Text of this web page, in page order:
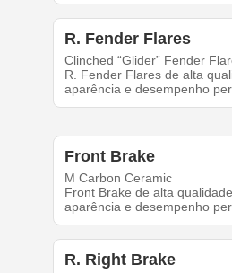
R. Fender Flares
Clinched “Glider” Fender
R. Fender Flares de alta
aparência e desempenho
Front Brake
M Carbon Ceramic
Front Brake de alta
aparência e desempenho
R. Right Brake